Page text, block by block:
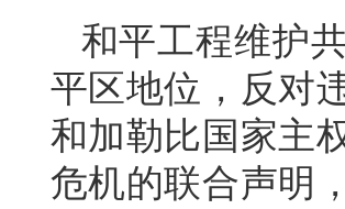
和平工程维护
平区地位，反对
和加勒比国家主
危机的联合声明